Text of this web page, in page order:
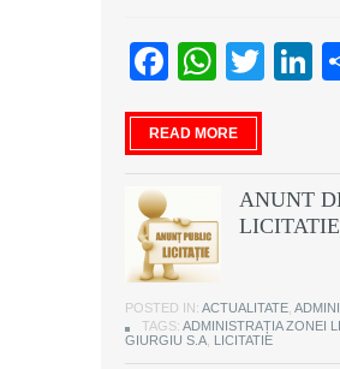
Facebook
READ MORE
ANUNT
LICITATIE
POSTED IN: ACTUALITATE
TAGS: ADMINISTRAȚIA ZONEI
GIURGIU S.A LICITATIE